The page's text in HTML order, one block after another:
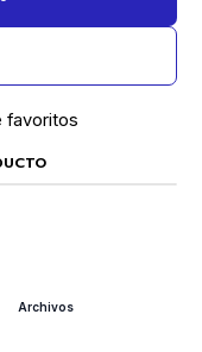
favoritos
Archivos